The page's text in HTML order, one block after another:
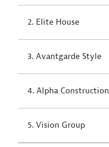
2. Elite House
3. Avantgarde Style
4. Alpha Construction
5. Vision Group